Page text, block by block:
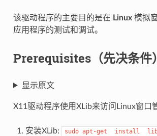
该驱动程序的主要目的是在 Linux模拟
应用程序的测试和调试。
Prerequisites（先决条件）
显示原文
X11驱动程序使用XLib来访问Linux窗口
安装XLib: sudo apt-get install